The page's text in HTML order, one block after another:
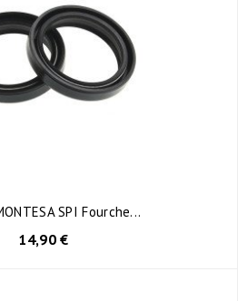
SPI Fourche...
14,90 €